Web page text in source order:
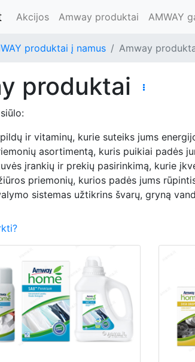
Akcijos Amway produktai AMWAY
produktai į namus Amway
produktai
ir vitaminų, kurie suteiks jums
asortimentą, kuris puikiai padės
įrankių ir prekių pasirinkimą, kurie
priemonių, kurios padės jums
sistemas užtikrins švarų, gryną